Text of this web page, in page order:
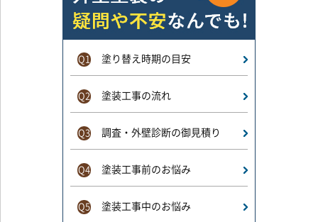
Q1 塗り替え時期の目安
Q2 塗装工事の流れ
Q3 調査・外壁診断の御見積り
Q4 塗装工事前のお悩み
Q5 塗装工事中のお悩み